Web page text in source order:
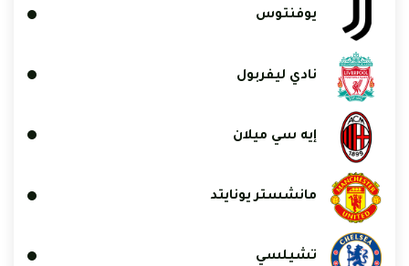
يوفنتوس
نادي ليفربول
إيه سي ميلان
مانشستر يونايتد
تشيلسي